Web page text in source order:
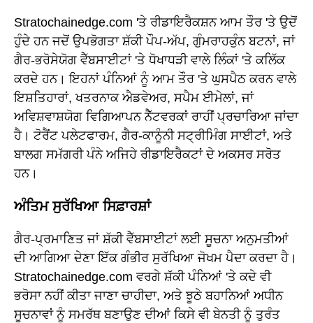
Stratochainedge.com 'ਤੇ ਰੀਡਾਇਰੈਕਸ਼ਨ ਆਮ ਤੌਰ 'ਤੇ ਉਦੋਂ
ਹੁੰਦੇ ਹਨ ਜਦੋਂ ਉਪਭੋਗਤਾ ਸ਼ੱਕੀ ਪੌਪ-ਅੱਪ, ਗੁੰਮਰਾਹਕੁੰਨ ਬਟਨਾਂ, ਜਾਂ
ਗੈਰ-ਭਰੋਸੇਯੋਗ ਵੈੱਬਸਾਈਟਾਂ 'ਤੇ ਧੋਖਾਧੜੀ ਵਾਲੇ ਲਿੰਕਾਂ 'ਤੇ ਕਲਿੱਕ
ਕਰਦੇ ਹਨ। ਇਹਨਾਂ ਪੰਨਿਆਂ ਨੂੰ ਆਮ ਤੌਰ 'ਤੇ ਘੁਸਪੈਠ ਕਰਨ ਵਾਲੇ
ਇਸ਼ਤਿਹਾਰਾਂ, ਖਤਰਨਾਕ ਐਡਵੇਅਰ, ਸਪੈਮ ਈਮੇਲਾਂ, ਜਾਂ
ਅਵਿਸ਼ਵਾਸ਼ਯੋਗ ਵਿਗਿਆਪਨ ਨੈੱਟਵਰਕਾਂ ਰਾਹੀਂ ਪ੍ਰਚਾਰਿਆ ਜਾਂਦਾ
ਹੈ। ਟੋਰੈਂਟ ਪਲੇਟਫਾਰਮ, ਗੈਰ-ਕਾਨੂੰਨੀ ਸਟ੍ਰੀਮਿੰਗ ਸਾਈਟਾਂ, ਅਤੇ
ਬਾਲਗ ਸਮੱਗਰੀ ਪੰਨੇ ਅਜਿਹੇ ਰੀਡਾਇਰੈਕਟਾਂ ਦੇ ਅਕਸਰ ਸਰੋਤ
ਹਨ।
ਅੰਤਿਮ ਸੁਰੱਖਿਆ ਸਿਫ਼ਾਰਸ਼ਾਂ
ਗੈਰ-ਪ੍ਰਮਾਣਿਤ ਜਾਂ ਸ਼ੱਕੀ ਵੈੱਬਸਾਈਟਾਂ ਲਈ ਸੂਚਨਾ ਅਨੁਮਤੀਆਂ
ਦੀ ਆਗਿਆ ਦੇਣਾ ਇੱਕ ਗੰਭੀਰ ਸੁਰੱਖਿਆ ਜੋਖਮ ਪੈਦਾ ਕਰਦਾ ਹੈ।
Stratochainedge.com ਵਰਗੇ ਸ਼ੱਕੀ ਪੰਨਿਆਂ 'ਤੇ ਕਦੇ ਵੀ
ਭਰੋਸਾ ਨਹੀਂ ਕੀਤਾ ਜਾਣਾ ਚਾਹੀਦਾ, ਅਤੇ ਝੂਠੇ ਬਹਾਨਿਆਂ ਅਧੀਨ
ਸੂਚਨਾਵਾਂ ਨੂੰ ਸਮਰੱਥ ਬਣਾਉਣ ਦੀਆਂ ਕਿਸੇ ਵੀ ਬੇਨਤੀ ਨੂੰ ਤੁਰੰਤ